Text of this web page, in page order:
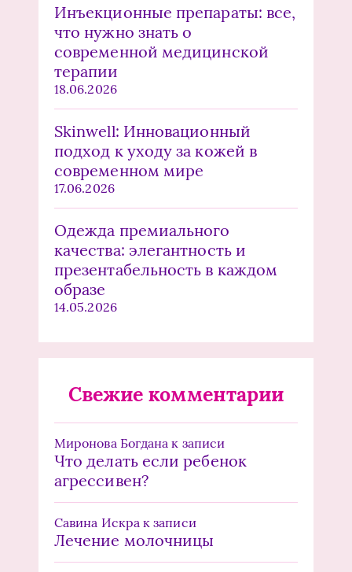
Инъекционные препараты: все,
что нужно знать о
современной медицинской
терапии
18.06.2026
Skinwell: Инновационный
подход к уходу за кожей в
современном мире
17.06.2026
Одежда премиального
качества: элегантность и
презентабельность в каждом
образе
14.05.2026
Свежие комментарии
Миронова Богдана к записи
Что делать если ребенок
агрессивен?
Савина Искрак записи
Лечение молочницы